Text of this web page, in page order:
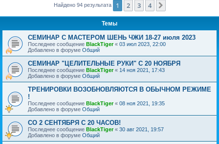
Найдено 94 результата 1 2 3 4
Темы
СЕМИНАР С МАСТЕРОМ ШЕНЬ ЧЖИ 18-27 июля 2023
Последнее сообщение BlackTiger« 03 июл 2023, 22:00
Добавлено в форуме Общий
СЕМИНАР "ЦЕЛИТЕЛЬНЫЕ РУКИ" С 20 НОЯБРЯ
Последнее сообщение BlackTiger« 14 ноя 2021, 17:43
Добавлено в форуме Общий
ТРЕНИРОВКИ ВОЗОБНОВЛЯЮТСЯ В ОБЫЧНОМ РЕЖИМЕ
!
Последнее сообщение BlackTiger« 08 ноя 2021, 19:35
Добавлено в форуме Общий
СО 2 СЕНТЯБРЯ С 20 ЧАСОВ!
Последнее сообщение BlackTiger« 30 авг 2021, 19:57
Добавлено в форуме Общий